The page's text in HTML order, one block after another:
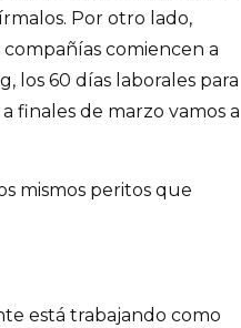
Por otro lado,
comiencen a
los 60 días laborales para
finales de marzo vamos a
mismos peritos que
está trabajando como